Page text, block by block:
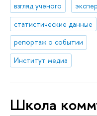
взгляд ученого
статистические данные
репортаж о событии
Институт медиа
Школа